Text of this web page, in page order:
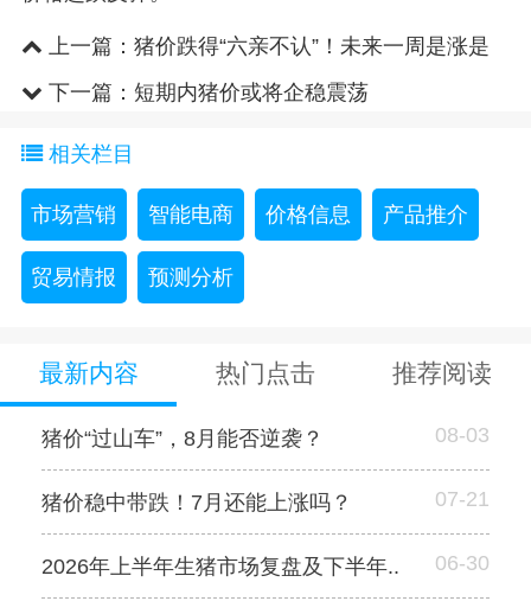
上一篇： 猪价跌得“六亲不认”！未来一周是涨是
跌？下一篇： 短期内猪价或将企稳震荡
相关栏目
市场营销 智能电商 价格信息 产品推介
贸易情报 预测分析
最新内容 热门点击 推荐阅读
猪价“过山车”，8月能否逆袭？ 08-03
猪价稳中带跌！7月还能上涨吗？ 07-21
2026年上半年生猪市场复盘及下半年.. 06-30